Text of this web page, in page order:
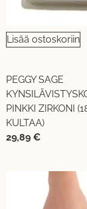
Lisää ostoskoriin
PEGGY SAGE
PINKKI ZIRKONI
KULTAA)
29,89 €